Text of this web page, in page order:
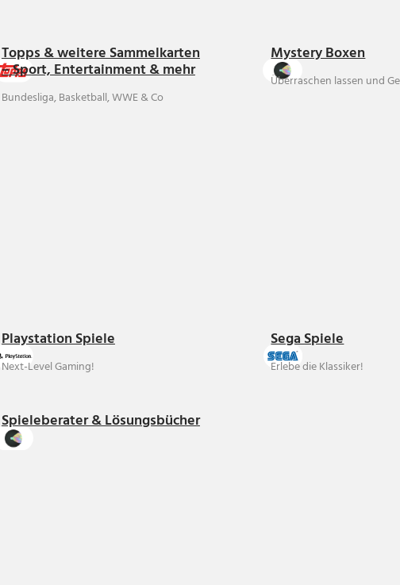
Topps & weitere Sammelkarten
– Sport, Entertainment & mehr
Bundesliga, Basketball, WWE & Co
Mystery Boxen
Überraschen lassen und
Playstation Spiele
Next-Level Gaming!
Sega Spiele
Erlebe die Klassiker!
Spieleberater & Lösungsbücher